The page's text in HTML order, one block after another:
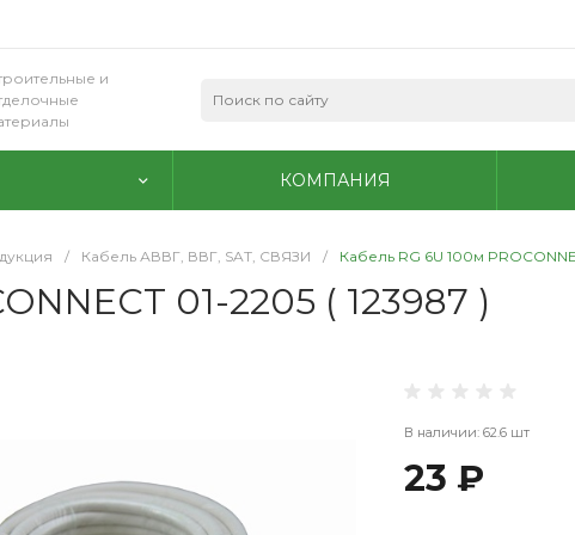
и
КОМПАНИЯ
/ Кабель АВВГ, ВВГ, SAT, СВЯЗИ / Кабель RG 6U 100м
01-2205 ( 123987 )
В наличии: 62.6 шт
23 ₽